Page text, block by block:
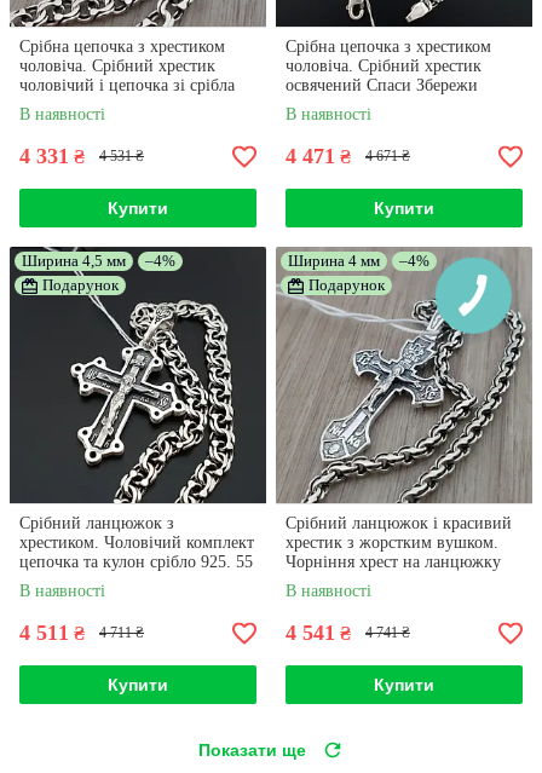
Срібна цепочка з хрестиком
чоловіча. Срібний хрестик
чоловічий і цепочка зі срібла
925. Довжина 55 см
В наявності
4 331 ₴ 4 531 ₴
Купити
Срібна цепочка з хрестиком
чоловіча. Срібний хрестик
освячений Спаси Збережи
ланцюжок на шию бісмарк 55
см
В наявності
4 471 ₴ 4 671 ₴
Купити
Ширина 4,5 мм
–4%
Подарунок
Срібний ланцюжок з
хрестиком. Чоловічий комплект
цепочка та кулон срібло 925. 55
см
В наявності
4 511 ₴ 4 711 ₴
Купити
Ширина 4 мм
–4%
Подарунок
Срібний ланцюжок і красивий
хрестик з жорстким вушком.
Чорніння хрест на ланцюжку
срібло 55 см
В наявності
4 541 ₴ 4 741 ₴
Купити
Показати ще